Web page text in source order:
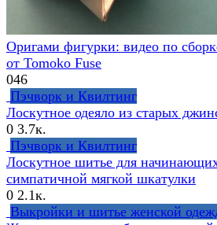
Оригами фигурки: видео по
от Tomoko Fuse
046
Пэчворк и Квилтинг
Лоскутное одеяло из старых
0 3.7к.
Пэчворк и Квилтинг
Лоскутное шитье для
симпатичной мягкой шкатулки
0 2.1к.
Выкройки и шитье женской